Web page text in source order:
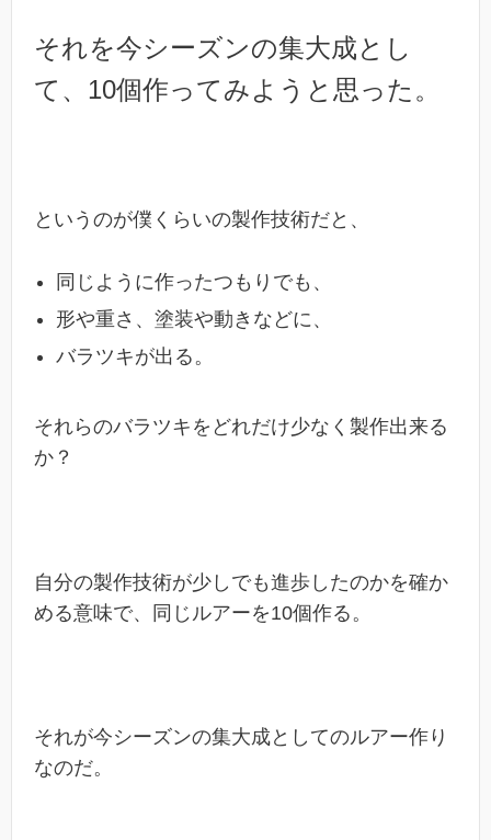
それを今シーズンの集大成とし
て、10個作ってみようと思った。
というのが僕くらいの製作技術だと、
同じように作ったつもりでも、
形や重さ、塗装や動きなどに、
バラツキが出る。
それらのバラツキをどれだけ少なく製作出来る
か？
自分の製作技術が少しでも進歩したのかを確か
める意味で、同じルアーを10個作る。
それが今シーズンの集大成としてのルアー作り
なのだ。